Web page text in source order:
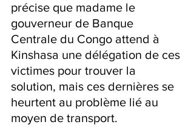
précise que madame le
gouverneur de Banque
Centrale du Congo attend à
Kinshasa une délégation de ces
victimes pour trouver la
solution, mais ces dernières se
heurtent au problème lié au
moyen de transport.